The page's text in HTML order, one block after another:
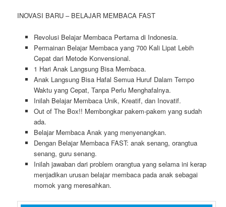
INOVASI BARU – BELAJAR MEMBACA FAST
Revolusi Belajar Membaca Pertama di Indonesia.
Permainan Belajar Membaca yang 700 Kali Lipat Lebih
Cepat dari Metode Konvensional.
1 Hari Anak Langsung Bisa Membaca.
Anak Langsung Bisa Hafal Semua Huruf Dalam Tempo
Waktu yang Cepat, Tanpa Perlu Menghafalnya.
Inilah Belajar Membaca Unik, Kreatif, dan Inovatif.
Out of The Box!! Membongkar pakem-pakem yang sudah
ada.
Belajar Membaca Anak yang menyenangkan.
Dengan Belajar Membaca FAST: anak senang, orangtua
senang, guru senang.
Inilah jawaban dari problem orangtua yang selama ini kerap
menjadikan urusan belajar membaca pada anak sebagai
momok yang meresahkan.